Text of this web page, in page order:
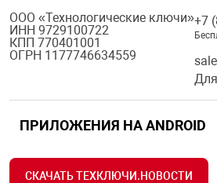
ООО «Технологические ключи»
ИНН 9729100722
КПП 770401001
ОГРН 1177746634559
+7
ПРИЛОЖЕНИЯ НА ANDROID
СКАЧАТЬ ТЕХКЛЮЧИ.НОВОСТИ